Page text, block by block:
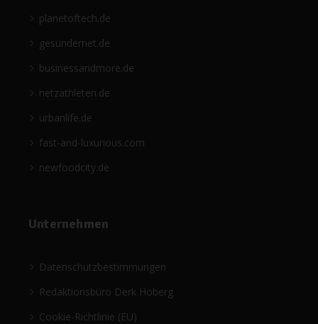
planetoftech.de
gesündernet.de
businessandmore.de
netzathleten.de
urbanlife.de
fast-and-luxurious.com
newfoodcity.de
Unternehmen
Datenschutzbestimmungen
Redaktionsbüro Derk Hoberg
Cookie-Richtlinie (EU)